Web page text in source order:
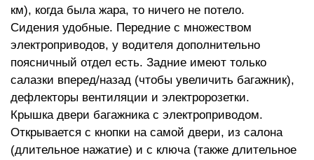
км), когда была жара, то ничего не потело.
Сидения удобные. Передние с множеством
электроприводов, у водителя дополнительно
поясничный отдел есть. Задние имеют только
салазки вперед/назад (чтобы увеличить багажник),
дефлекторы вентиляции и электророзетки.
Крышка двери багажника с электроприводом.
Открывается с кнопки на самой двери, из салона
(длительное нажатие) и с ключа (также длительное